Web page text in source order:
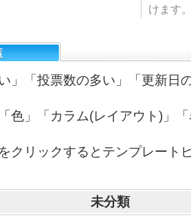
けます
」「投票数の多い」「更新日
色」「カラム(レイアウト)」
クリックするとテンプレート
未分類